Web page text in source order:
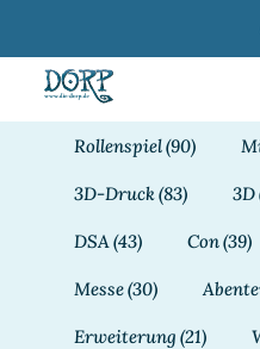
springen
Rollenspiel(90)
3D-Druck(83) 3D
DSA (43) Con(39)
Messe(30)
Erweiterung (21)